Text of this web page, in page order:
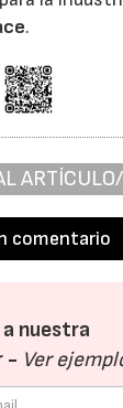
.
comentario
nuestra
- Ver